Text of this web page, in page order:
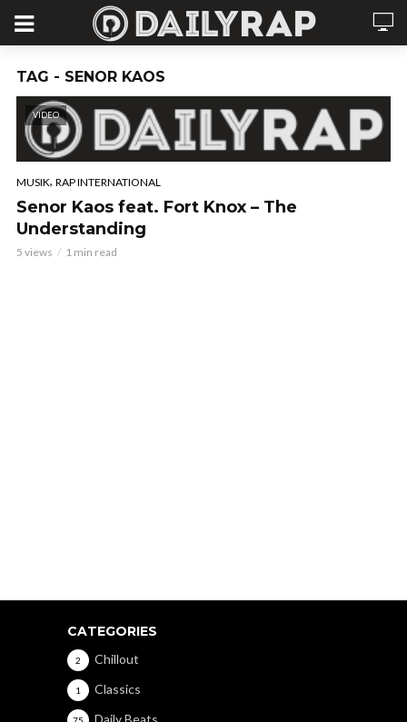
TAG - SENOR KAOS
VIDEO
MUSIK, RAP INTERNATIONAL
Senor Kaos feat. Fort Knox – The
Understanding
5 views 1 min read
CATEGORIES
Chillout
2
Classics
1
Daily Beats